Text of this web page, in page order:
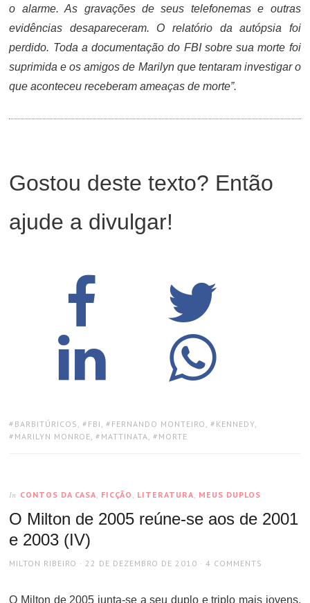
o alarme. As gravações de seus telefonemas e outras
evidências desapareceram. O relatório da autópsia foi
perdido. Toda a documentação do FBI sobre sua morte foi
suprimida e os amigos de Marilyn que tentaram investigar o
que aconteceu receberam ameaças de morte”.
Gostou deste texto? Então
ajude a divulgar!
TAGS:
BARBITÚRICOS , FBI , FERNANDO MONTEIRO , KENNEDY,
MARILYN MONROE, MATTINATA, MORTE
In CONTOS DA CASA, FICÇÃO , LITERATURA, MEUS DUPLOS
O Milton de 2005 reúne-se aos de 2001
e 2003 (IV)
AUTHOR
MILTON RIBEIRO
POSTED
22 DE DEZEMBRO DE 2010 4 COMMENTS
O Milton de 2005 junta-se a seu duplo e triplo mais jovens.